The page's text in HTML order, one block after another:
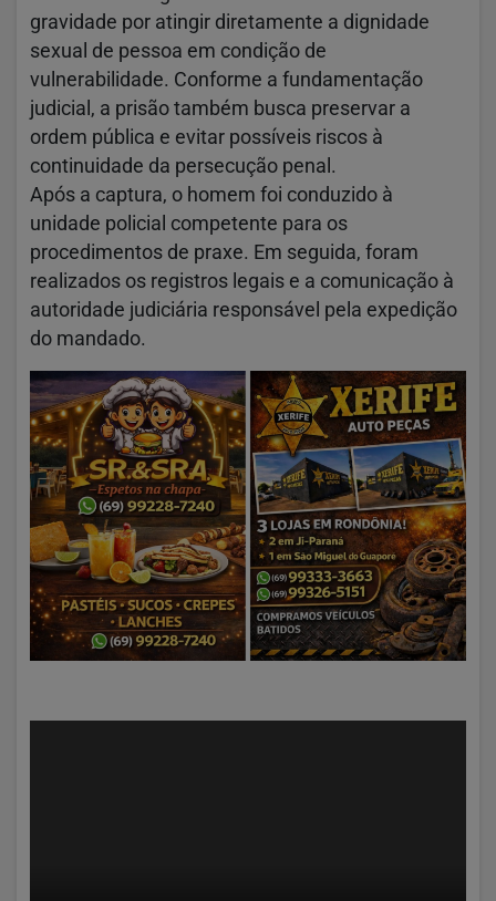
gravidade por atingir diretamente a dignidade
sexual de pessoa em condição de
vulnerabilidade. Conforme a fundamentação
judicial, a prisão também busca preservar a
ordem pública e evitar possíveis riscos à
continuidade da persecução penal.
Após a captura, o homem foi conduzido à
unidade policial competente para os
procedimentos de praxe. Em seguida, foram
realizados os registros legais e a comunicação à
autoridade judiciária responsável pela expedição
do mandado.